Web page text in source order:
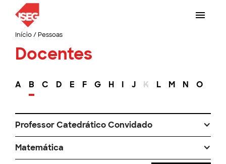
Início/ Pessoas
Docentes
A B C D E F G H I J K L M N O
Professor Catedrático Convidado
Matemática